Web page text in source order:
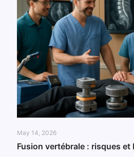
May 14, 2026
Fusion vertébrale : risques et